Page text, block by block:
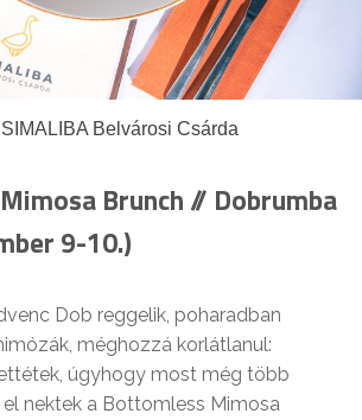
Belvárosi Csárda
Brunch // Dobrumba
9-10.)
Dob reggelik, poharadban
méghozzá korlátlanul:
úgyhogy most még több
nektek a Bottomless Mimosa